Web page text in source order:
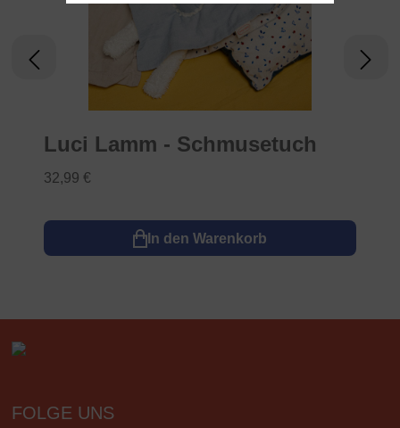
Luci Lamm - Schmusetuch
32,99 €
In den Warenkorb
FOLGE UNS